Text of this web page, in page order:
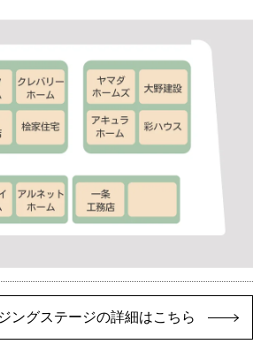
ングステージの詳細はこちら